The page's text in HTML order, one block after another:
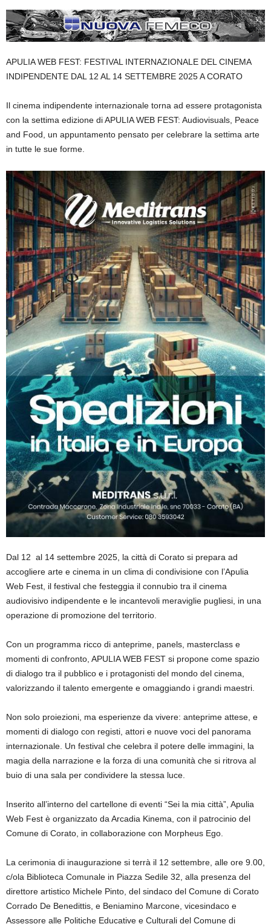
APULIA WEB FEST: FESTIVAL INTERNAZIONALE DEL CINEMA
INDIPENDENTE DAL 12 AL 14 SETTEMBRE 2025 A CORATO
Il cinema indipendente internazionale torna ad essere protagonista
con la settima edizione diAPULIA WEB FEST: Audiovisuals, Peace
and Food, un appuntamento pensato per celebrare la settima arte
in tutte le sue forme.
Dal 12 al 14 settembre 2025, la città di Corato si prepara ad
accogliere arte e cinema in un clima di condivisione con l’Apulia
Web Fest, il festival che festeggia il connubio tra il cinema
audiovisivo indipendente e le incantevoli meraviglie pugliesi, in una
operazione di promozione del territorio.
Con un programma ricco di anteprime, panels, masterclass e
momenti di confronto, APULIA WEB FEST si propone come spazio
di dialogo tra il pubblico e i protagonisti del mondo del cinema,
valorizzando il talento emergente e omaggiando i grandi maestri.
Non solo proiezioni, ma esperienze da vivere: anteprime attese, e
momenti di dialogo con registi, attori e nuove voci del panorama
internazionale. Un festival che celebra il potere delle immagini, la
magia della narrazione e la forza di una comunità che si ritrova al
buio di una sala per condividere la stessa luce.
Inserito all’interno del cartellone di eventi “Sei la mia città”, Apulia
Web Fest è organizzato da Arcadia Kinema, con il patrocinio del
Comune di Corato, in collaborazione con Morpheus Ego.
La cerimonia di inaugurazione si terrà il 12 settembre, alle ore 9.00,
c/ola Biblioteca Comunale in Piazza Sedile 32, alla presenza del
direttore artistico Michele Pinto, del sindaco del Comune di Corato
Corrado De Benedittis, e Beniamino Marcone, vicesindaco e
Assessore alle Politiche Educative e Culturali del Comune di